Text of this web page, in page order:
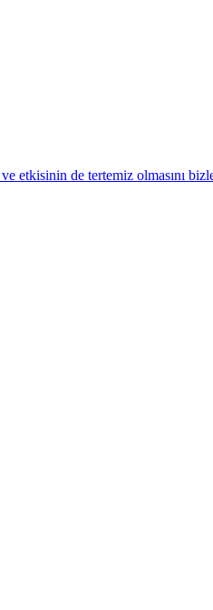
etkisinin de tertemiz olmasını